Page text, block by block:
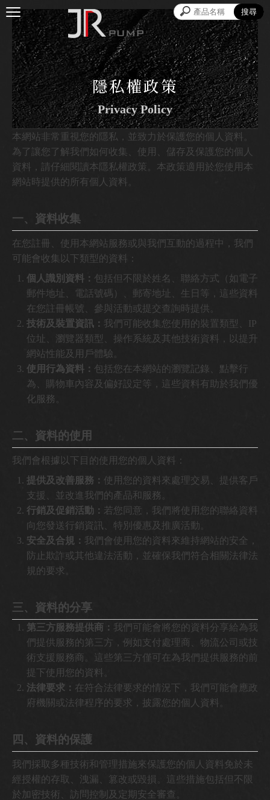
隱私權政策
Privacy Policy
本網站非常重視您的隱私，並致力於保護您的個人資料。
為了讓您了解我們如何收集、使用、儲存及保護您的個人
資料，請仔細閱讀本隱私權政策。本政策適用於您使用本
網站時提供的所有個人資料。
一、資料收集
在您註冊、使用本網站服務或與我們互動的過程中，我們
可能會收集以下類型的資料：
個人識別資料： 包括但不限於姓名、聯絡方式（如電子
郵件地址、電話號碼）、郵寄地址、生日等，這些資料
在您註冊帳號、參與活動或提交查詢時提供。
技術及裝置資訊： 我們可能收集您使用的裝置類型、IP
位址、瀏覽器類型、操作系統及其他技術資料，以提升
網站性能及用戶體驗。
使用行為資料： 包括您在本網站的瀏覽記錄、點擊行
為、購物車內容及偏好設定等，這些資料有助於我們優
化服務。
二、資料的使用
我們會根據以下目的使用您的個人資料：
提供及改善服務： 使用您的資料來處理交易、提供客戶
支援、並改進我們的產品和服務。
行銷及促銷活動： 若您同意，我們將使用您的聯絡資料
向您發送行銷資訊、特別優惠及推廣活動。
安全及合規： 我們會使用您的資料來維持網站的安全，
防止欺詐或其他違法活動，並確保我們符合相關法律法
規的要求。
三、資料的分享
第三方服務提供商： 我們可能會將您的資料分享給為我
們提供服務的第三方，例如支付處理商、物流公司或技
術支援服務商。這些第三方僅可在為我們提供服務的前
提下使用您的資料。
法律要求： 在符合法律要求的情況下，我們可能會應政
府機關或法律程序的要求，披露您的個人資料。
四、資料的保護
我們採取多種技術和管理措施來保護您的個人資料免於未
經授權的存取、洩漏、篡改或毀損。這些措施包括但不限
於加密技術、訪問控制及定期安全審查。